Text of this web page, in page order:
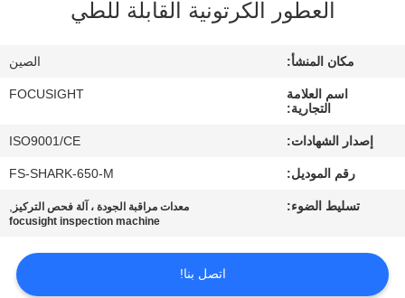
الجودة
اطلب
اقتباس
العطور الكرتونية القابلة للطي
مكان المنشأ: الصين
اسم العلامة
التجارية:
FOCUSIGHT
إصدار الشهادات: ISO9001/CE
رقم الموديل: FS-SHARK-650-M
تسليط الضوء: معدات مراقبة الجودة ، آلة فحص التركيز ,
focusight inspection machine
اتصل بنا!